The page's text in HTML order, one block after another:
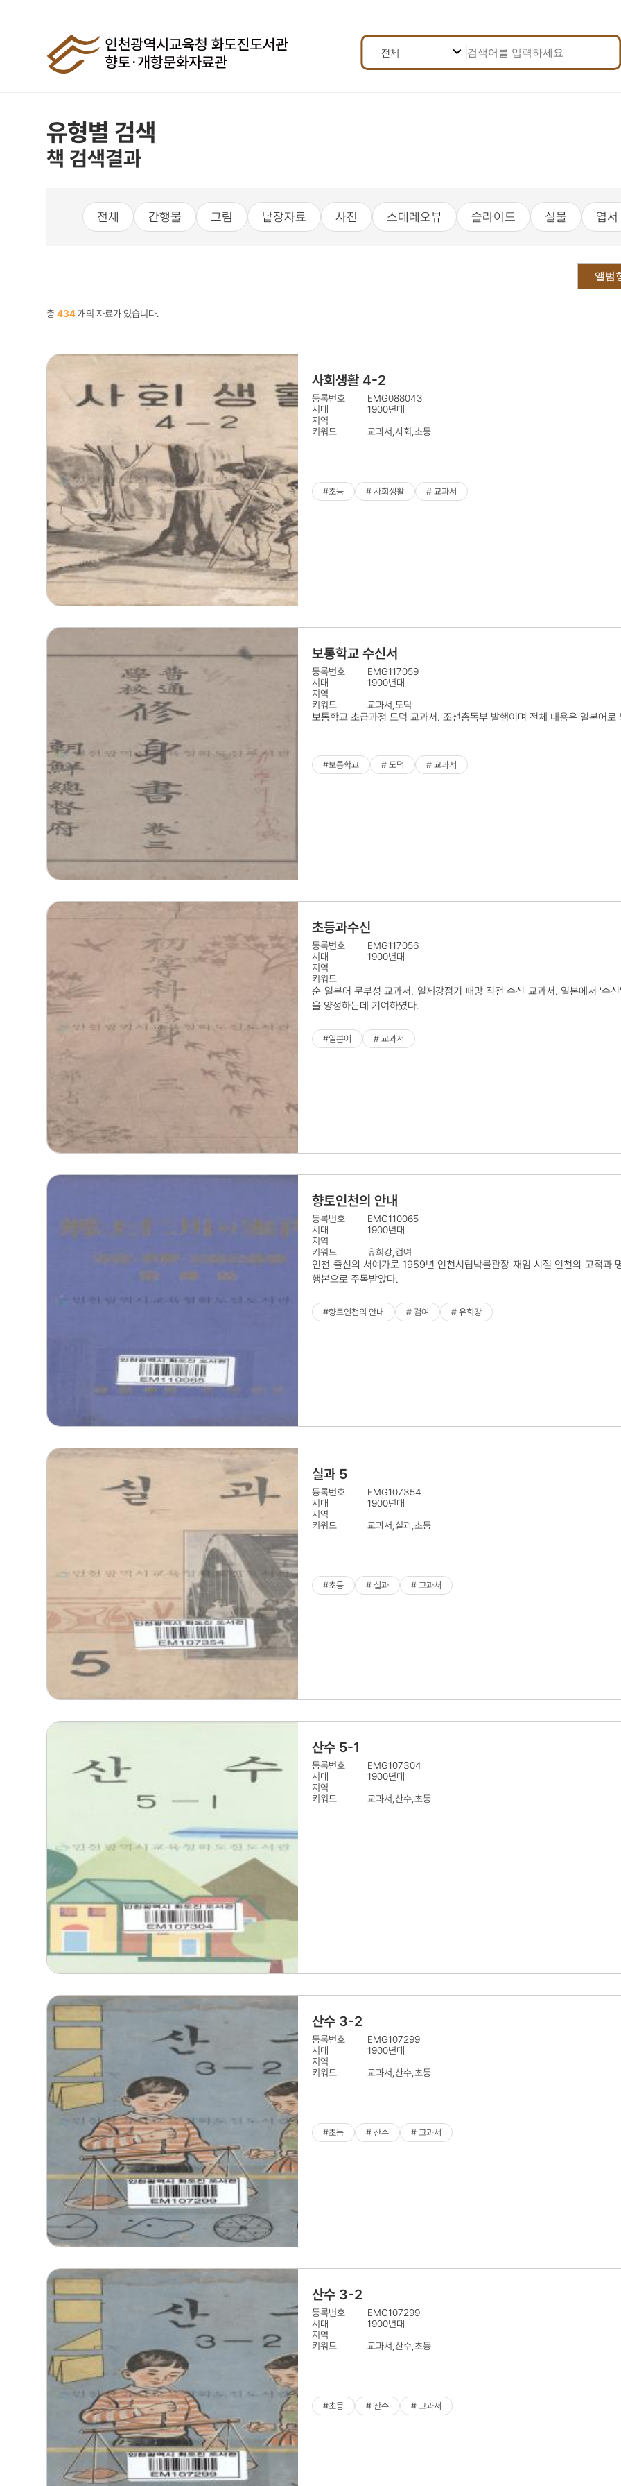
검
전체
결과 내 재검색
검
색
어
유형별 검색
책 검색결과
전체 간행물 그림 낱장자료 사진 스테레오뷰 슬라이드 실물 엽서
앨범
총434개의 자료가 있습니다.
사회생활 4-2
등록번호
EMG088043
시대
1900년대
지역
키워드
교과서,사회,초등
#초등 # 사회생활 # 교과서
보통학교 수신서
등록번호
EMG117059
시대
1900년대
지역
키워드
교과서,도덕
보통학교 초급과정 도덕 교과서. 조선총독부 발행이며 전체 내용은 일본어로
#보통학교 # 도덕 # 교과서
초등과수신
등록번호
EMG117056
시대
1900년대
지역
키워드
순 일본어 문부성 교과서. 일제강점기 패망 직전 수신 교과서. 일본에서 '수
을 양성하는데 기여하였다.
#일본어 # 교과서
향토인천의 안내
등록번호
EMG110065
시대
1900년대
지역
키워드
유희강,검여
인천 출신의 서예가로 1959년 인천시립박물관장 재임 시절 인천의 고적과
행본으로 주목받았다.
#향토인천의 안내 # 검여 # 유희강
실과 5
등록번호
EMG107354
시대
1900년대
지역
키워드
교과서,실과,초등
#초등 # 실과 # 교과서
산수 5-1
등록번호
EMG107304
시대
1900년대
지역
키워드
교과서,산수,초등
산수 3-2
등록번호
EMG107299
시대
1900년대
지역
키워드
교과서,산수,초등
#초등 # 산수 # 교과서
산수 3-2
등록번호
EMG107299
시대
1900년대
지역
키워드
교과서,산수,초등
#초등 # 산수 # 교과서